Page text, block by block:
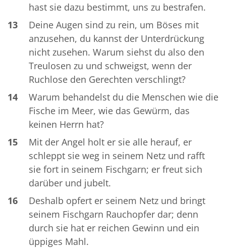
hast sie dazu bestimmt, uns zu bestrafen.
13
Deine Augen sind zu rein, um Böses mit
anzusehen, du kannst der Unterdrückung
nicht zusehen. Warum siehst du also den
Treulosen zu und schweigst, wenn der
Ruchlose den Gerechten verschlingt?
14
Warum behandelst du die Menschen wie die
Fische im Meer, wie das Gewürm, das
keinen Herrn hat?
15
Mit der Angel holt er sie alle herauf, er
schleppt sie weg in seinem Netz und rafft
sie fort in seinem Fischgarn; er freut sich
darüber und jubelt.
16
Deshalb opfert er seinem Netz und bringt
seinem Fischgarn Rauchopfer dar; denn
durch sie hat er reichen Gewinn und ein
üppiges Mahl.